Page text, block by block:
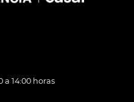
a 14:00 horas